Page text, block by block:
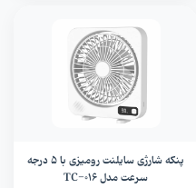
پنکه شارژی سایلنت رومیزی با 5 درجه
سرعت مدل TC-016